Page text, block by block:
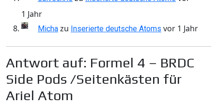
1 Jahr
Micha zu Inserierte deutsche Atoms vor 1 Jahr
Antwort auf: Formel 4 – BRDC
Side Pods /Seitenkästen für
Ariel Atom